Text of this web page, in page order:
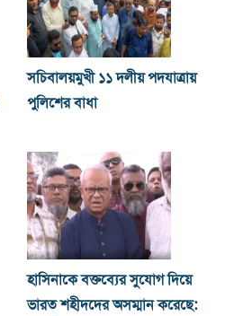
সচিবালয়মুখী ১১ দলীয় পদযাত্রায়
পুলিশের বাধা
হাসিনাকে বক্তব্যের সুযোগ দিয়ে
ভারত শহীদদের অসম্মান করেছে: